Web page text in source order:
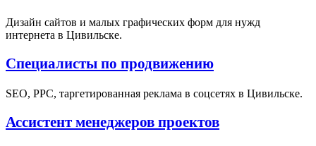
Дизайн сайтов и малых графических форм для нужд
интернета в Цивильске.
Специалисты по продвижению
SEO, PPC, таргетированная реклама в соцсетях в Цивильске.
Ассистент менеджеров проектов